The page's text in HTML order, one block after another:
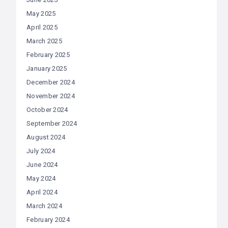
May 2025
April 2025
March 2025
February 2025
January 2025
December 2024
November 2024
October 2024
September 2024
August 2024
July 2024
June 2024
May 2024
April 2024
March 2024
February 2024